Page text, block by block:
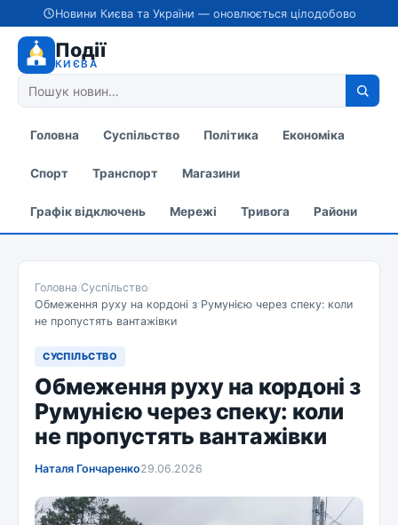
Новини Києва та України — оновлюється цілодобово
Події
КИЄВА
Головна Суспільство Політика Економіка
Спорт Транспорт Магазини
Графік відключень Мережі Тривога Райони
Головна/Суспільство/
Обмеження руху на кордоні з Румунією через спеку: коли
не пропустять вантажівки
СУСПІЛЬСТВО
Обмеження руху на кордоні з
Румунією через спеку: коли
не пропустять вантажівки
Наталя Гончаренко29.06.2026